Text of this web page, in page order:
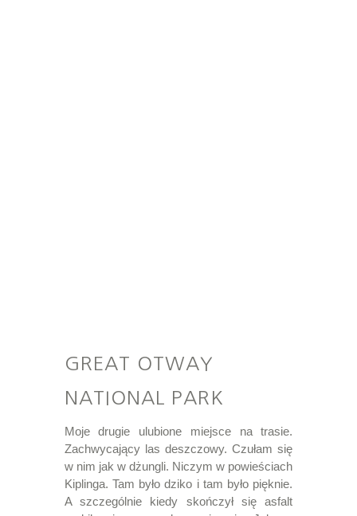
GREAT OTWAY
NATIONAL PARK
Moje drugie ulubione miejsce na trasie.
Zachwycający las deszczowy. Czułam się
w nim jak w dżungli. Niczym w powieściach
Kiplinga. Tam było dziko i tam było pięknie.
A szczególnie kiedy skończył się asfalt